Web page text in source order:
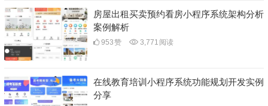
房屋出租买卖预约看房小程序系统架构分析
案例解析
953赞 3,771 阅读
在线教育培训小程序系统功能规划开发实例
分享